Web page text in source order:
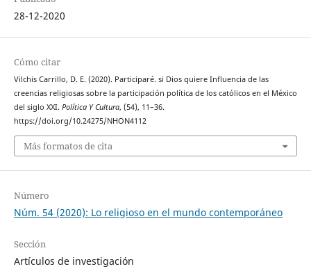
28-12-2020
Cómo citar
Vilchis Carrillo, D. E. (2020). Participaré. si Dios quiere Influencia de las
creencias religiosas sobre la participación política de los católicos en el México
del siglo XXI. Política Y Cultura, (54), 11–36.
https://doi.org/10.24275/NHON4112
Más formatos de cita
Número
Núm. 54 (2020): Lo religioso en el mundo contemporáneo
Sección
Artículos de investigación